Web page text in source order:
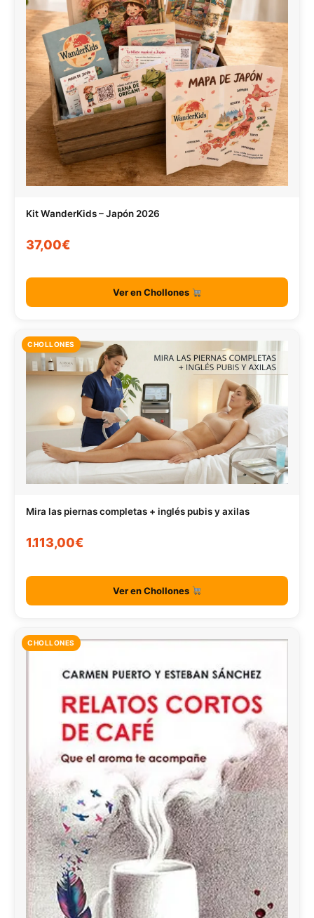
Kit WanderKids – Japón 2026
37,00€
Ver en Chollones
CHOLLONES
Mira las piernas completas + inglés pubis y axilas
1.113,00€
Ver en Chollones
CHOLLONES